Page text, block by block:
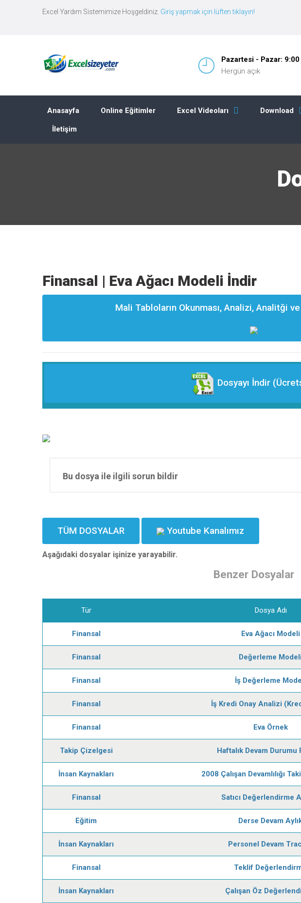
Excel Yardım Sistemimize Hoşgeldiniz. Giriş yapmak için lüften tıklayın!
Pazartesi - Pazar:
Hergün açık
Anasayfa Online Eğitimler Excel Videoları Download
İletişim
Finansal | Eva Ağacı Modeli İndir
Mali Tabloların Okunması, Analizi, Analitği
Dosyayı İndir
Bu dosya ile ilgili sorun bildir
TÜM DOSYALAR Youtube Kanalımız
Aşağıdaki dosyalar işinize yarayabilir.
Benzer Dosyalar
Tür Dosya Adı
Finansal Eva Ağacı Modeli
Finansal Değerleme Modeli
Finansal İş Değerleme
Finansal İş Kredi Onay Analizi
Finansal Eva Örnek
Takip Çizelgesi Haftalık Devam Durumu
İnsan Kaynakları 2008 Çalışan Devamlılığı
Finansal Satıcı Değerlendirme
Eğitim Derse Devam
İnsan Kaynakları Personel Devam
Finansal Teklif
İnsan Kaynakları Çalışan Öz